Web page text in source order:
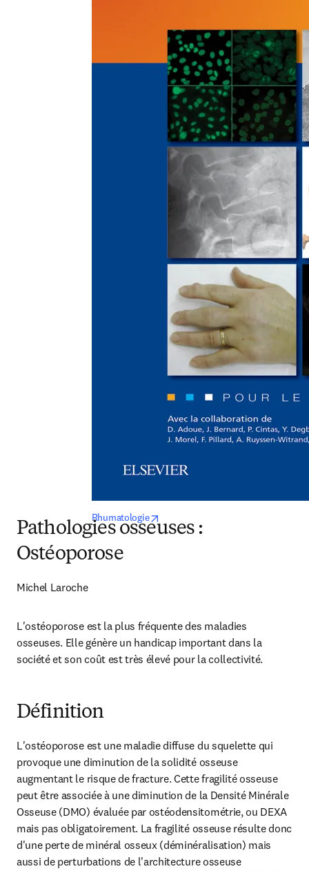
Rhumatologie
Pathologies osseuses :
Ostéoporose
Michel Laroche
L'ostéoporose est la plus fréquente des maladies
osseuses. Elle génère un handicap important dans la
société et son coût est très élevé pour la collectivité.
Définition
L'ostéoporose est une maladie diffuse du squelette qui
provoque une diminution de la solidité osseuse
augmentant le risque de fracture. Cette fragilité osseuse
peut être associée à une diminution de la Densité Minérale
Osseuse (DMO) évaluée par ostéodensitométrie, ou DEXA
mais pas obligatoirement. La fragilité osseuse résulte donc
d'une perte de minéral osseux (déminéralisation) mais
aussi de perturbations de l'architecture osseuse